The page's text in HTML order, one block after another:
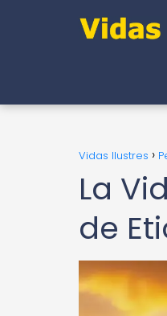
Vidas Ilustres
La
de